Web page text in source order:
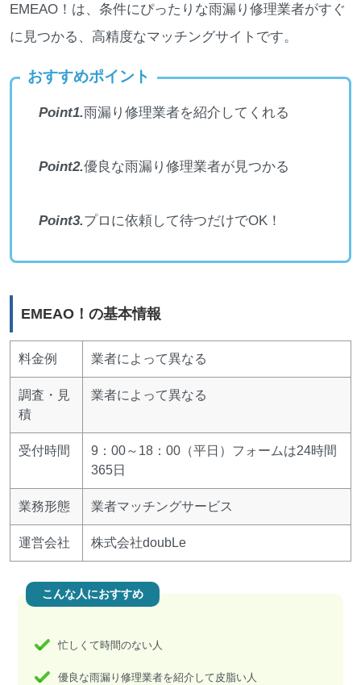
EMEAO！は、条件にぴったりな雨漏り修理業者がすぐ
に見つかる、高精度なマッチングサイトです。
おすすめポイント
Point1.雨漏り修理業者を紹介してくれる
Point2.優良な雨漏り修理業者が見つかる
Point3.プロに依頼して待つだけでOK！
EMEAO！の基本情報
料金例 業者によって異なる
調査・見
積
業者によって異なる
受付時間
9：00～18：00（平日）フォームは24時間
365日
業務形態 業者マッチングサービス
運営会社 株式会社doubLe
こんな人におすすめ
忙しくて時間のない人
優良な雨漏り修理業者を紹介して皮脂い人